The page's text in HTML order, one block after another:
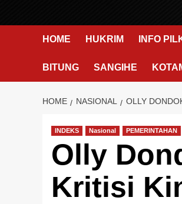
HOME HUKRIM INFO
BITUNG SANGIHE
HOME NASIONAL OLLY
INDEKS Nasional PEMERINTAHAN
Olly
Kritisi